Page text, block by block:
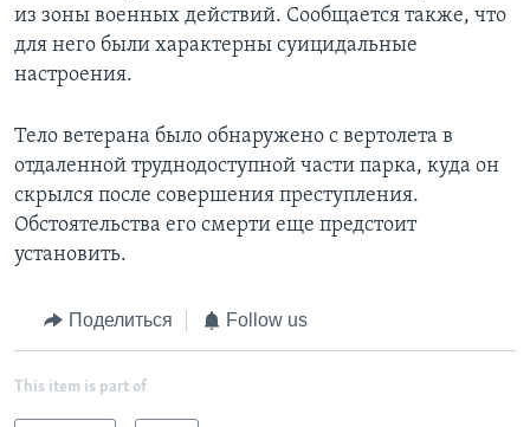
из зоны военных действий. Сообщается также, что
для него были характерны суицидальные
настроения.
Тело ветерана было обнаружено с вертолета в
отдаленной труднодоступной части парка, куда он
скрылся после совершения преступления.
Обстоятельства его смерти еще предстоит
установить.
Поделиться Follow us
This item is part of